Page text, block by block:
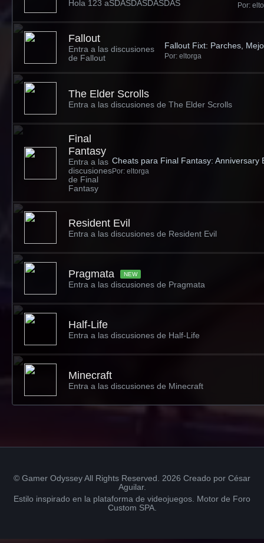
Hola 123 aSDASDASDASDAS Por:
Fallout
Entra a las discusiones
de Fallout
Fallout Fixt: Parches,
Por: eltorga
The Elder Scrolls
Entra a las discusiones de The Elder Scrolls
Final
Fantasy
Entra a las
discusiones
de Final
Fantasy
Cheats para Final Fantasy: Anniversary
Por: eltorga
Resident Evil
Entra a las discusiones de Resident Evil
Pragmata NEW
Entra a las discusiones de Pragmata
Half-Life
Entra a las discusiones de Half-Life
Minecraft
Entra a las discusiones de Minecraft
© Gamer Odyssey All Rights Reserved. 2026 Creado por César
Aguilar.
Estilo inspirado en la plataforma de videojuegos. Motor de Foro
Custom SPA.